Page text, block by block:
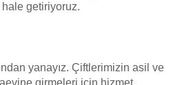
getiriyoruz.
yanayız. Çiftlerimizin asil ve
girmeleri için hizmet